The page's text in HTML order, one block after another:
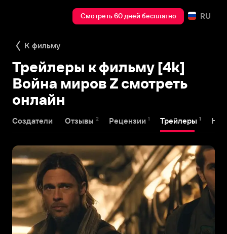
Смотреть 60 дней бесплатно RU
К фильму
Трейлеры к фильму [4k]
Война миров Z смотреть
онлайн
Создатели Отзывы 2 Рецензии 1 Трейлеры 1